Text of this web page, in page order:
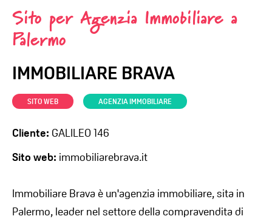
Servizi
Portfolio
Contatti
Sito per Agenzia Immobiliare a
Palermo
IMMOBILIARE BRAVA
SITO WEB AGENZIA IMMOBILIARE
Cliente: GALILEO 146
Sito web: immobiliarebrava.it
Immobiliare Brava è un'agenzia immobiliare, sita in
Palermo, leader nel settore della compravendita di